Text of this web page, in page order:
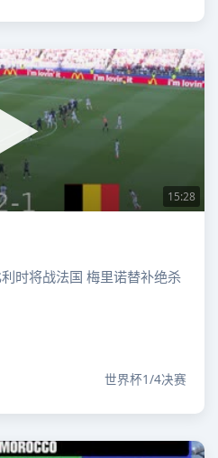
15:28
时将战法国 梅里诺替补绝杀
世界杯1/4决赛